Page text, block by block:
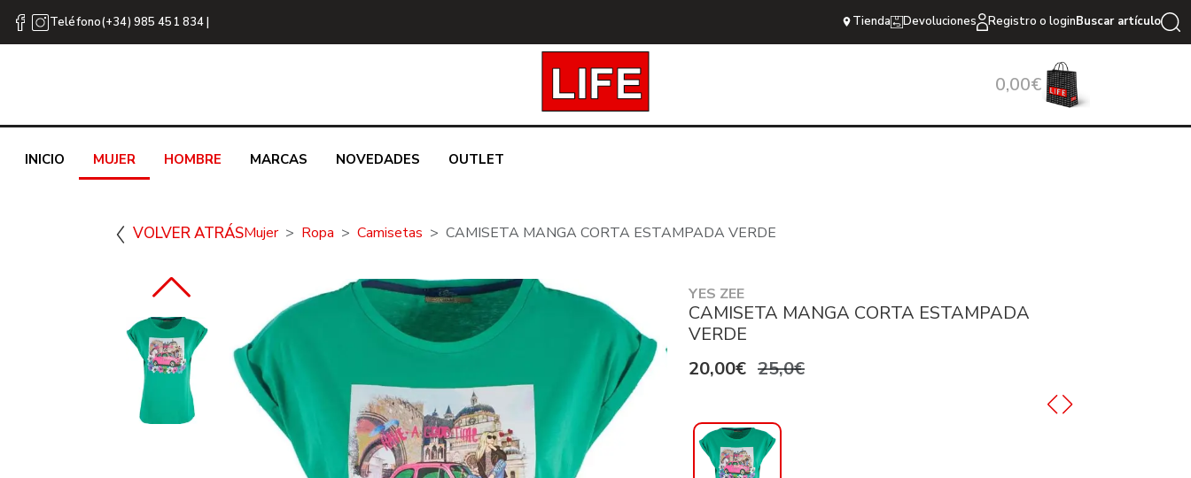
Teléfono(+34) 985 451 834 | Tienda Devoluciones Registro o loginBuscar artículo
0,00€
INICIO MUJER HOMBRE MARCAS NOVEDADES OUTLET
VOLVER ATRÁSMujer Ropa Camisetas CAMISETA MANGA CORTA ESTAMPADA VERDE
YES ZEE
CAMISETA MANGA CORTA ESTAMPADA
VERDE
20,00€ 25,0€